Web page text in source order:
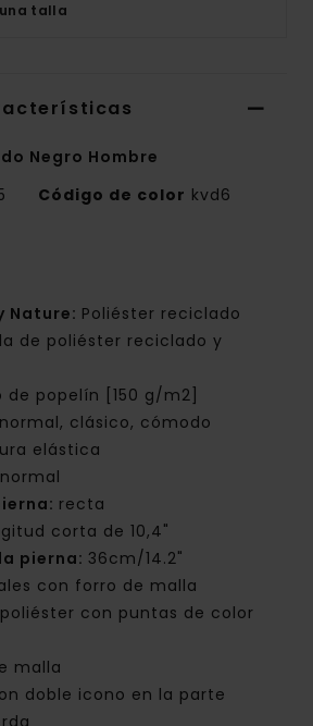
talla
Negro Hombre
Código de color kvd6
Nature: Poliéster reciclado
de poliéster reciclado y
de popelín [150 g/m2]
clásico, cómodo
elástica
normal
recta
corta de 10,4"
pierna: 36cm/14.2"
con forro de malla
con puntas de color
malla
doble icono en la parte